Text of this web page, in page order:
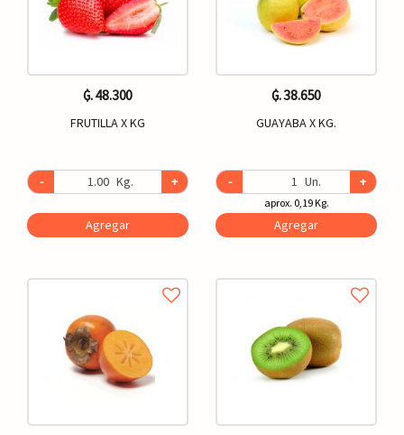
₲. 48.300
FRUTILLA X KG
- Kg. +
Agregar
₲. 38.650
GUAYABA X KG.
- Un. +
aprox. 0,19 Kg.
Agregar